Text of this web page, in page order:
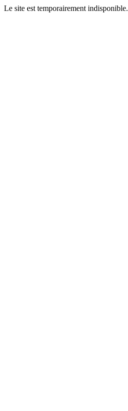
Le site est temporairement indisponible.